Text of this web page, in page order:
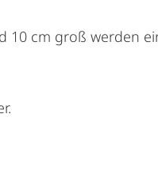
cm groß werden